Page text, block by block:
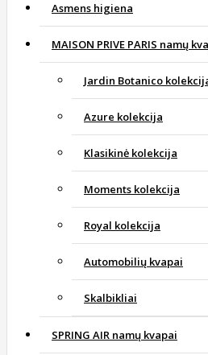
Asmens higiena
MAISON PRIVE PARIS namų
Jardin Botanico
Azure kolekcija
Klasikinė kolekcija
Moments kolekcija
Royal kolekcija
Automobilių kvapai
Skalbikliai
SPRING AIR namų kvapai